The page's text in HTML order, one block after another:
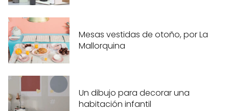
Mesas vestidas de otoño, por La
Mallorquina
Un dibujo para decorar una
habitación infantil